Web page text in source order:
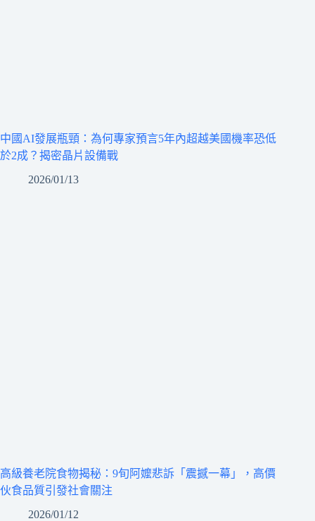
中國AI發展瓶頸：為何專家預言5年內超越美國機率恐低
於2成？揭密晶片設備戰
2026/01/13
高級養老院食物揭秘：9旬阿嬤悲訴「震撼一幕」，高價
伙食品質引發社會關注
2026/01/12